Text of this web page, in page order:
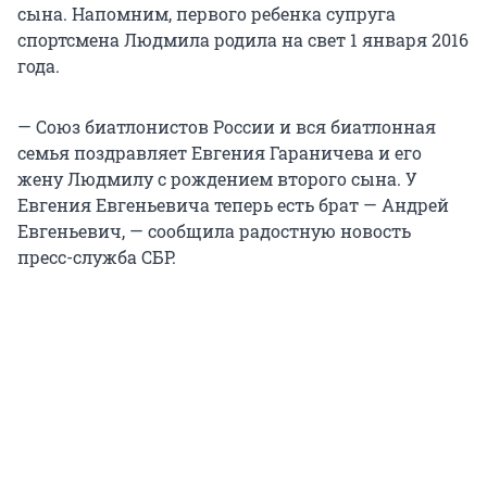
сына. Напомним, первого ребенка супруга
спортсмена Людмила родила на свет 1 января 2016
года.
— Союз биатлонистов России и вся биатлонная
семья поздравляет Евгения Гараничева и его
жену Людмилу с рождением второго сына. У
Евгения Евгеньевича теперь есть брат — Андрей
Евгеньевич, — сообщила радостную новость
пресс-служба СБР.